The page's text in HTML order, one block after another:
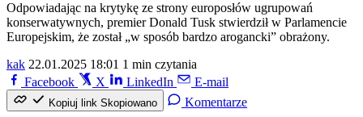
Odpowiadając na krytykę ze strony europosłów ugrupowań
konserwatywnych, premier Donald Tusk stwierdził w Parlamencie
Europejskim, że został „w sposób bardzo arogancki” obrażony.
kak 22.01.2025 18:01 1 min czytania
Facebook
X LinkedIn E-mail
Kopiuj link Skopiowano Komentarze